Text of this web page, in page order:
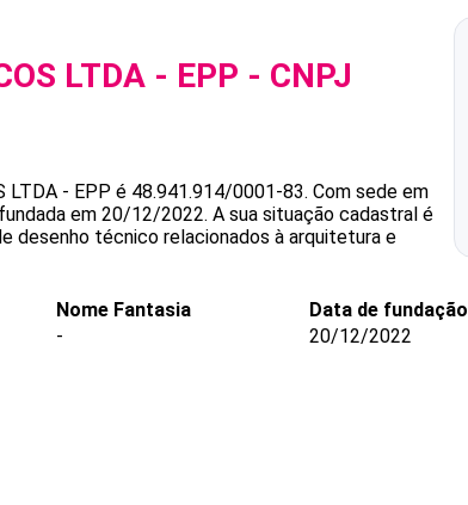
LTDA - EPP - CNPJ
LTDA - EPP é 48.941.914/0001-83. Com sede em
em 20/12/2022. A sua situação cadastral é
desenho técnico relacionados à arquitetura e
Nome Fantasia
-
Data de fundação
20/12/2022